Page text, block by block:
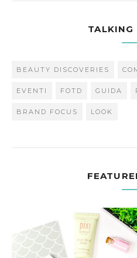
TALKING
BEAUTY DISCOVERIES
EVENTI FOTD GUIDA
BRAND FOCUS LOOK